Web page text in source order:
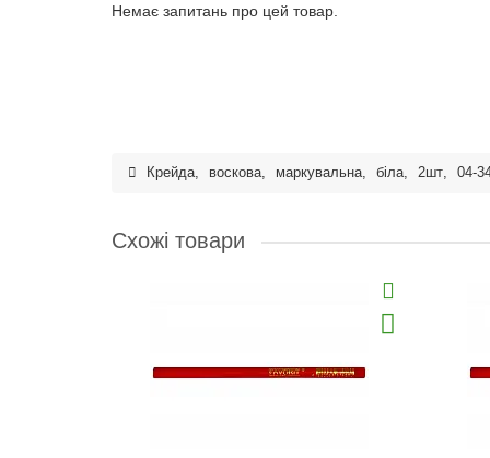
Немає запитань про цей товар.
Крейда, воскова, маркувальна, біла, 2шт, 04-
Схожі товари